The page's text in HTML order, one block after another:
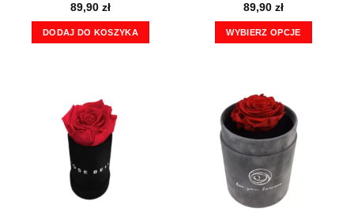
89,90 zł
DODAJ DO KOSZYKA
89,90 zł
WYBIERZ OPCJE
wiele
wariantów.
Opcje
można
wybrać
na
stronie